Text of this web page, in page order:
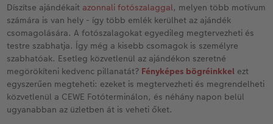
Díszítse ajándékait azonnali fotószalaggal, melyen több motívum
számára is van hely - így több emlék kerülhet az ajándék
csomagolására. A fotószalagokat egyedileg megtervezheti és
testre szabhatja. Így még a kisebb csomagok is személyre
szabhatóak. Esetleg közvetlenül az ajándékon szeretné
megörökíteni kedvenc pillanatát? Fényképes bögréinkkel ezt
egyszerűen megteheti: ezeket is megtervezheti és megrendelheti
közvetlenül a CEWE Fotóterminálon, és néhány napon belül
ugyanabban az üzletben át is veheti őket.